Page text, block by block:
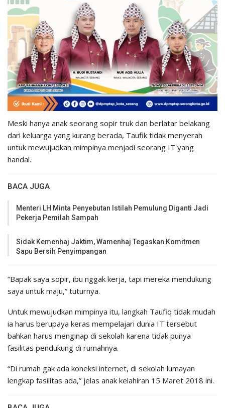
Meski hanya anak seorang sopir truk dan berlatar belakang
dari keluarga yang kurang berada, Taufik tidak menyerah
untuk mewujudkan mimpinya menjadi seorang IT yang
handal.
BACA JUGA
Menteri LH Minta Penyebutan Istilah Pemulung Diganti Jadi
Pekerja Pemilah Sampah
Sidak Kemenhaj Jaktim, Wamenhaj Tegaskan Komitmen
Sapu Bersih Penyimpangan
“Bapak saya sopir, ibu nggak kerja, tapi mereka mendukung
saya untuk maju,” tuturnya.
Untuk mewujudkan mimpinya itu, langkah Taufiq tidak mudah
ia harus berupaya keras mempelajari dunia IT tersebut
bahkan harus menginap di sekolah karena tidak punya
fasilitas pendukung di rumahnya.
“Di rumah gak ada koneksi internet, di sekolah lumayan
lengkap fasilitas ada,” jelas anak kelahiran 15 Maret 2018 ini.